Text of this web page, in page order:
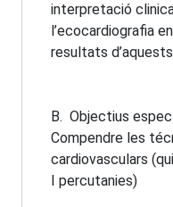
interpretació
l’ecocardiografia
resultats
B. Objectius
Compendre les
cardiovasculars
I percutanies)